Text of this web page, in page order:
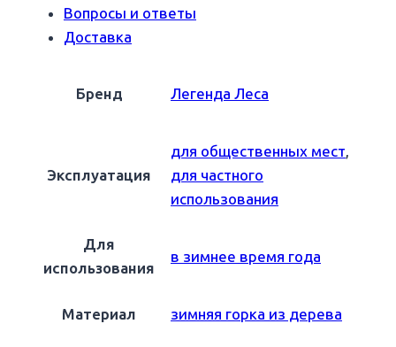
Вопросы и ответы
Доставка
Бренд Легенда Леса
Эксплуатация
для общественных мест,
для частного
использования
Для
использования
в зимнее время года
Материал зимняя горка из дерева